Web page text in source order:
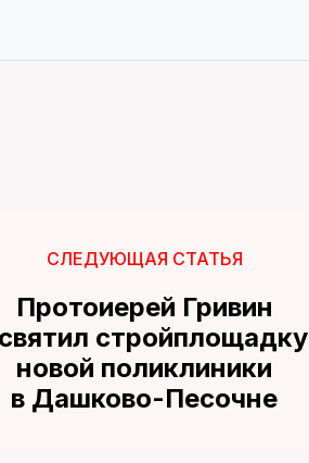
СЛЕДУЮЩАЯ СТАТЬЯ
Протоиерей Гривин
стройплощадку
новой поликлиники
в Дашково-Песочне